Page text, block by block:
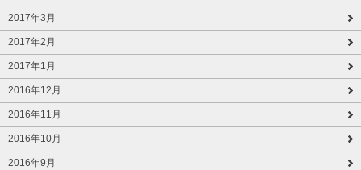
2017年3月
2017年2月
2017年1月
2016年12月
2016年11月
2016年10月
2016年9月